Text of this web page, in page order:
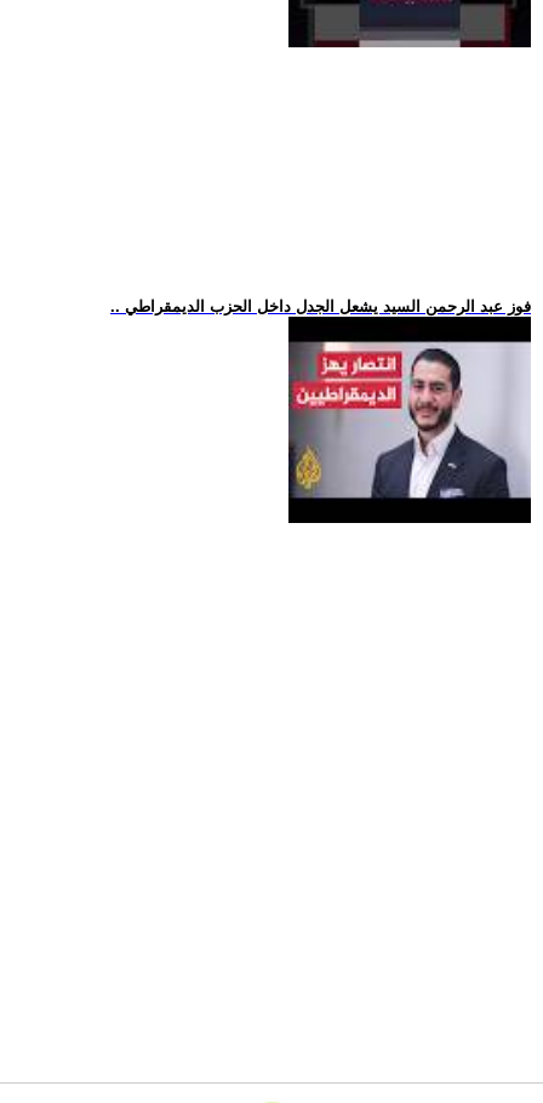
.. فوز عبد الرحمن السيد يشعل الجدل داخل الحزب الديمقراطي